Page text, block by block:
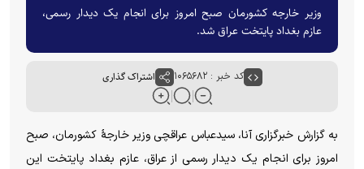
وزیر خارجه کشورمان صبح امروز برای انجام یک دیدار رسمی،
عازم بغداد پایتخت عراق شد.
کد خبر : ۱۰۶۵۶۸۲ اشتراک گذاری
به گزارش خبرگزاری آنا، سیدعباس عراقچی وزیر خارجۀ کشورمان، صبح
امروز برای انجام یک دیدار رسمی از عراق، عازم بغداد پایتخت این